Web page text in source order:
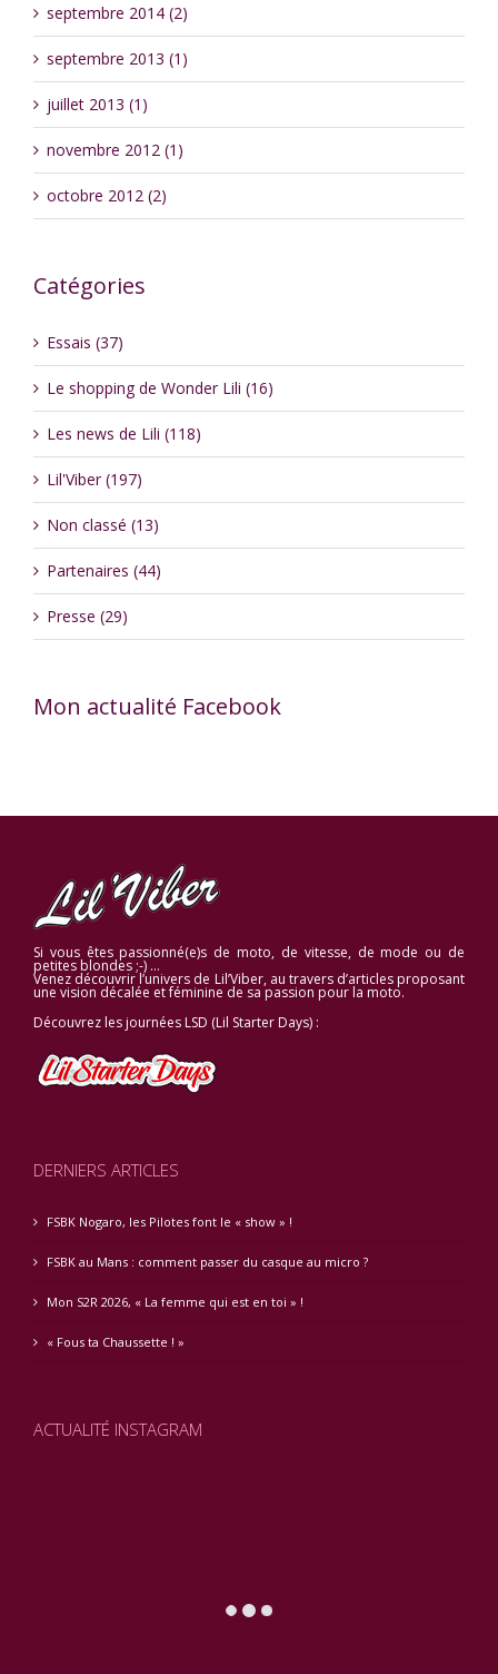
septembre 2014 (2)
septembre 2013 (1)
juillet 2013 (1)
novembre 2012 (1)
octobre 2012 (2)
Catégories
Essais (37)
Le shopping de Wonder Lili (16)
Les news de Lili (118)
Lil'Viber (197)
Non classé (13)
Partenaires (44)
Presse (29)
Mon actualité Facebook
Si vous êtes passionné(e)s de moto, de vitesse, de mode ou de
petites blondes ;-) …
Venez découvrir l’univers de Lil’Viber, au travers d’articles proposant
une vision décalée et féminine de sa passion pour la moto.
Découvrez les journées LSD (Lil Starter Days) :
DERNIERS ARTICLES
FSBK Nogaro, les Pilotes font le « show » !
FSBK au Mans : comment passer du casque au micro ?
Mon S2R 2026, « La femme qui est en toi » !
« Fous ta Chaussette ! »
ACTUALITÉ INSTAGRAM